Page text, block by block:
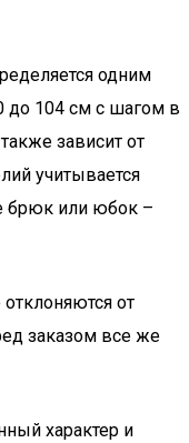
одним
до 104 см с шагом в
зависит от
учитывается
брюк или юбок –
от
заказом все же
характер и